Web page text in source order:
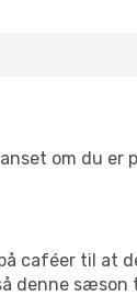
om du er
caféer til at
denne sæson